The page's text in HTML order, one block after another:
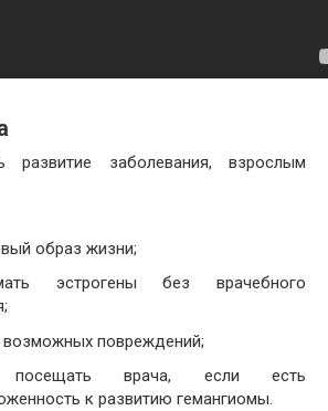
развитие заболевания, взрослым
образ жизни;
эстрогены без врачебного
возможных повреждений;
посещать врача, если есть
к развитию гемангиомы.